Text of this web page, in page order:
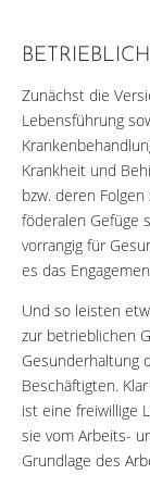
Zunächst die
Lebensführung
Krankheit und
bzw. deren
föderalen Gefüge
vorrangig für
es das
Und so leisten
zur betrieblichen
Gesunderhaltung
Beschäftigten.
ist eine freiwillige
sie vom Arbeits-
Grundlage des